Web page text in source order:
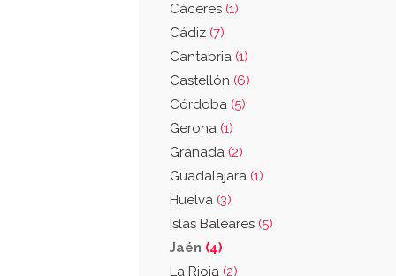
Cáceres (1)
Cádiz (7)
Cantabria (1)
Castellón (6)
Córdoba (5)
Gerona (1)
Granada (2)
Guadalajara (1)
Huelva (3)
Islas Baleares (5)
Jaén (4)
La Rioja (2)